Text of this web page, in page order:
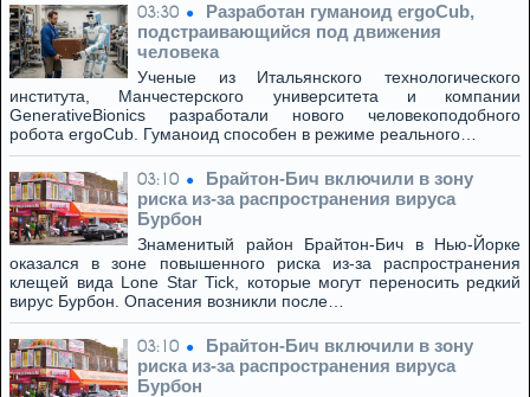
03:30
Разработан гуманоид ergoCub,
подстраивающийся под движения
человека
Ученые из Итальянского технологического
института, Манчестерского университета и компании
GenerativeBionics разработали нового человекоподобного
робота ergoCub. Гуманоид способен в режиме реального…
03:10
Брайтон-Бич включили в зону
риска из-за распространения вируса
Бурбон
Знаменитый район Брайтон-Бич в Нью-Йорке
оказался в зоне повышенного риска из-за распространения
клещей вида Lone Star Tick, которые могут переносить редкий
вирус Бурбон. Опасения возникли после…
03:10
Брайтон-Бич включили в зону
риска из-за распространения вируса
Бурбон